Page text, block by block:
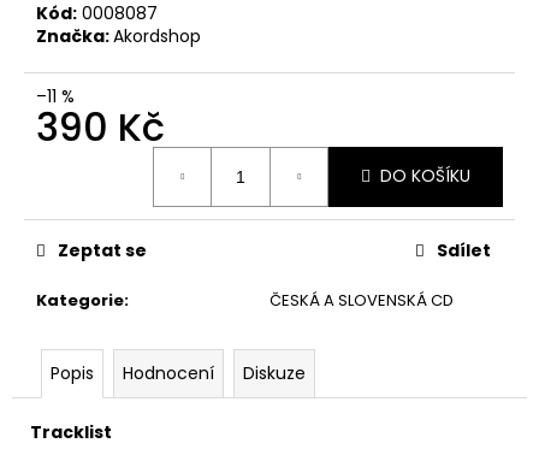
Kód: 0008087
Značka:Akordshop
–11 %
390 Kč
DO KOŠÍKU
Kategorie: ČESKÁ A SLOVENSKÁ CD
Zeptat se Sdílet
Popis Hodnocení Diskuze
Tracklist
e
e
CATFISH
MC
Kč